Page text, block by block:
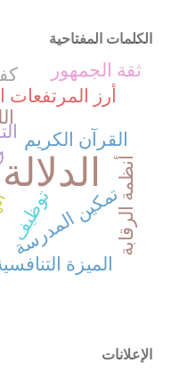
الكلمات المفتاحية
الدلالة
أرز المرتفعات
توظيف
القرآن الكريم
تمكين المدرسةأنظمة الرقابة
الميزة
ثقة الجمهور
الإعلانات